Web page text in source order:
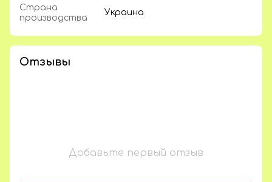
Страна
производства
Украина
Отзывы
Добавьте первый отзыв